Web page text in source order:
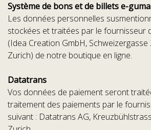
Système de bons et de billets e-guma
Les données personnelles
stockées et traitées par le fournisseur
(Idea Creation GmbH, Schweizergasse
Zurich) de notre boutique en ligne.
Datatrans
Vos données de paiement seront
traitement des paiements par le
suivant : Datatrans AG,